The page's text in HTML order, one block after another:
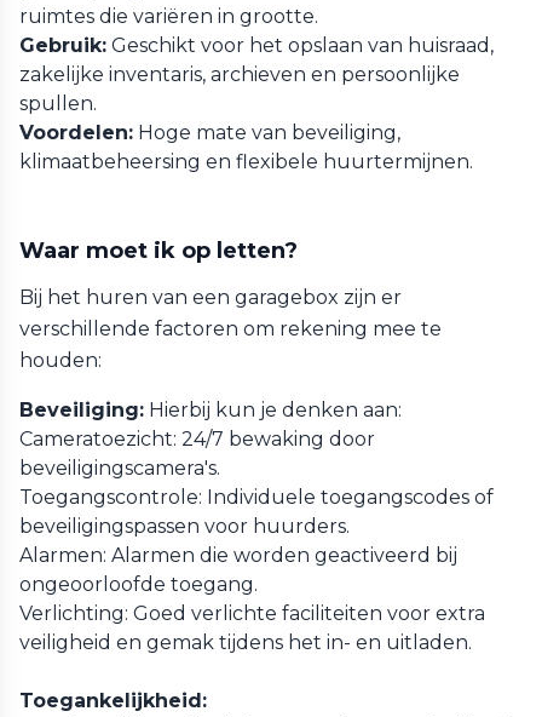
ruimtes die variëren in grootte.
Gebruik: Geschikt voor het opslaan van huisraad,
zakelijke inventaris, archieven en persoonlijke
spullen.
Voordelen: Hoge mate van beveiliging,
klimaatbeheersing en flexibele huurtermijnen.
Waar moet ik op letten?
Bij het huren van een garagebox zijn er
verschillende factoren om rekening mee te
houden:
Beveiliging: Hierbij kun je denken aan:
Cameratoezicht: 24/7 bewaking door
beveiligingscamera's.
Toegangscontrole: Individuele toegangscodes of
beveiligingspassen voor huurders.
Alarmen: Alarmen die worden geactiveerd bij
ongeoorloofde toegang.
Verlichting: Goed verlichte faciliteiten voor extra
veiligheid en gemak tijdens het in- en uitladen.
Toegankelijkheid: